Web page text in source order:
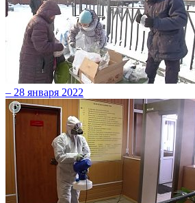
– 28 января 2022